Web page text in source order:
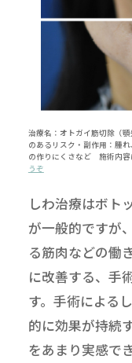
治療名：オトガイ筋切除（
のあるリスク・副作用：腫
の作りにくさなど 施術内容
うぞ
しわ治療はボト
が一般的ですが
る筋肉などの働
に改善する、手
す。手術による
的に効果が持続
をあまり実感で